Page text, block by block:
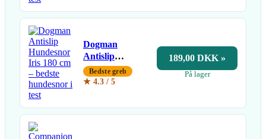
Dogman
Antislip
Hundesnor Iris
180 cm
Bedste greb
★ 4.3 / 5
189,00 DKK »
På lager